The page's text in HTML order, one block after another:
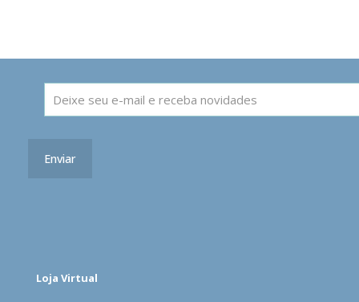
Loja Virtual